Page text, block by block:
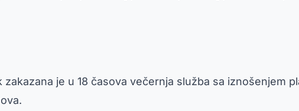
zakazana je u 18 časova večernja služba sa iznošenjem